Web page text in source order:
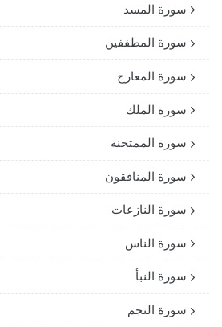
سورة المسد
سورة المطففين
سورة المعارج
سورة الملك
سورة الممتحنة
سورة المنافقون
سورة النازعات
سورة الناس
سورة النبأ
سورة النجم